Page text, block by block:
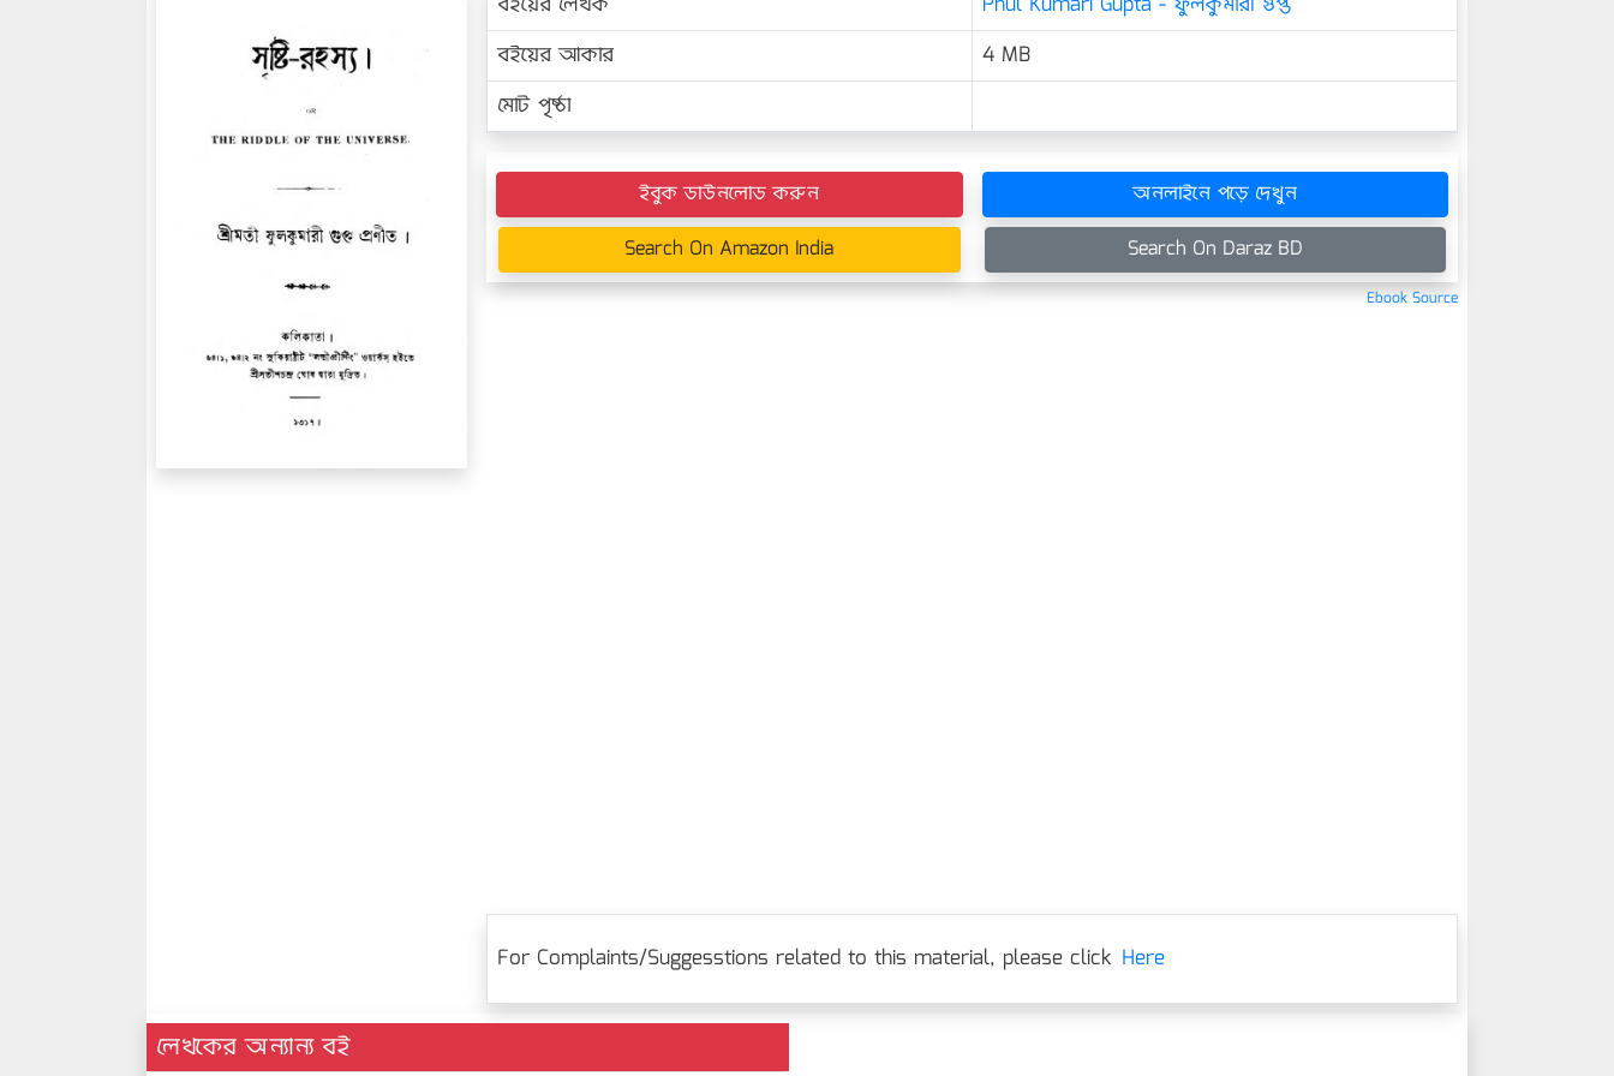
বইয়ের আকার
4 MB
মোট পৃষ্ঠা
ইবুক ডাউনলোড করুন
অনলাইনে পড়ে দেখুন
Search On Amazon India
Search On Daraz BD
Ebook Source
For Complaints/Suggesstions related to this material, please click Here
লেখকের অন্যান্য বই